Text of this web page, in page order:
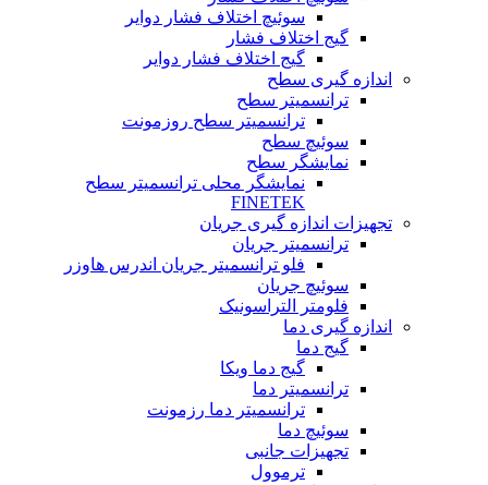
سوئیچ اختلاف فشار دوایر
گیج اختلاف فشار
گیج اختلاف فشار دوایر
اندازه گیری سطح
ترانسمیتر سطح
ترانسمیتر سطح روزمونت
سوئیچ سطح
نمایشگر سطح
نمایشگر محلی ترانسمیتر سطح
FINETEK
تجهیزات اندازه گیری جریان
ترانسمیتر جریان
فلو ترانسمیتر جریان اندرس هاوزر
سوئیچ جریان
فلومتر التراسونیک
اندازه گیری دما
گیج دما
گیج دما ویکا
ترانسمیتر دما
ترانسمیتر دما رزمونت
سوئیچ دما
تجهیزات جانبی
ترموول